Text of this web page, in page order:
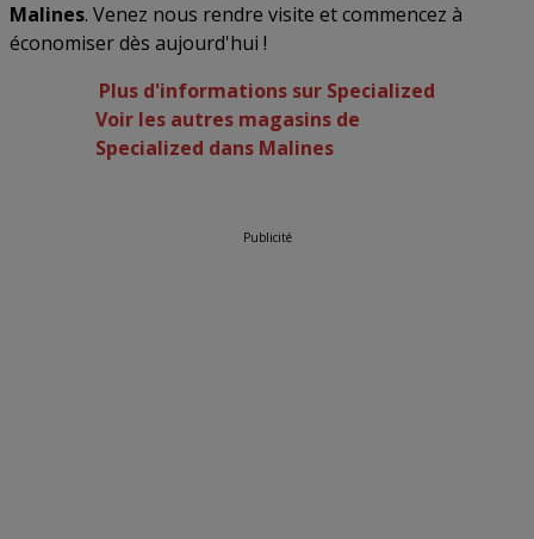
Malines. Venez nous rendre visite et commencez à
économiser dès aujourd'hui !
Plus d'informations sur Specialized
Voir les autres magasins de
Specialized dans Malines
Publicité